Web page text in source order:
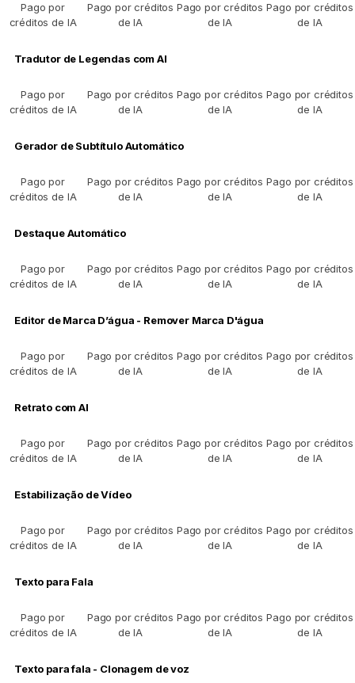
Pago por
créditos de IA
Pago por créditos
de IA
Pago por créditos
de IA
Pago por créditos
de IA
Tradutor de Legendas com AI
Pago por
créditos de IA
Pago por créditos
de IA
Pago por créditos
de IA
Pago por créditos
de IA
Gerador de Subtítulo Automático
Pago por
créditos de IA
Pago por créditos
de IA
Pago por créditos
de IA
Pago por créditos
de IA
Destaque Automático
Pago por
créditos de IA
Pago por créditos
de IA
Pago por créditos
de IA
Pago por créditos
de IA
Editor de Marca D’água - Remover Marca D'água
Pago por
créditos de IA
Pago por créditos
de IA
Pago por créditos
de IA
Pago por créditos
de IA
Retrato com AI
Pago por
créditos de IA
Pago por créditos
de IA
Pago por créditos
de IA
Pago por créditos
de IA
Estabilização de Vídeo
Pago por
créditos de IA
Pago por créditos
de IA
Pago por créditos
de IA
Pago por créditos
de IA
Texto para Fala
Pago por
créditos de IA
Pago por créditos
de IA
Pago por créditos
de IA
Pago por créditos
de IA
Texto para fala - Clonagem de voz